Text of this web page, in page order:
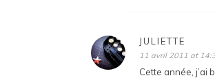
JULIETTE
11 avril 2011 at
Cette année, j’ai